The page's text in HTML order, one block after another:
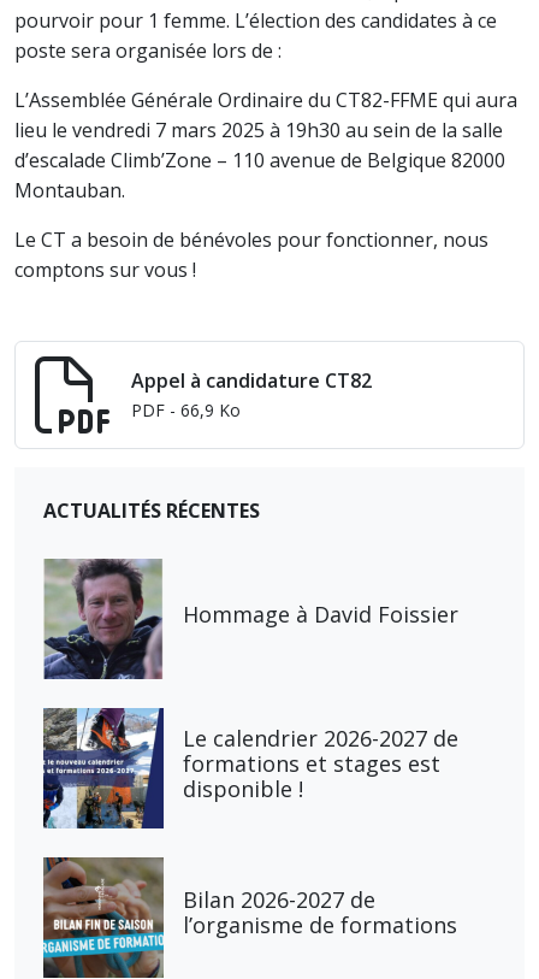
pourvoir pour 1 femme. L’élection des candidates à ce
poste sera organisée lors de :
L’Assemblée Générale Ordinaire du CT82-FFME qui aura
lieu le vendredi 7 mars 2025 à 19h30 au sein de la salle
d’escalade Climb’Zone – 110 avenue de Belgique 82000
Montauban.
Le CT a besoin de bénévoles pour fonctionner, nous
comptons sur vous !
Appel à candidature CT82
PDF - 66,9 Ko
ACTUALITÉS RÉCENTES
Hommage à David Foissier
Le calendrier 2026-2027 de
formations et stages est
disponible !
Bilan 2026-2027 de
l’organisme de formations